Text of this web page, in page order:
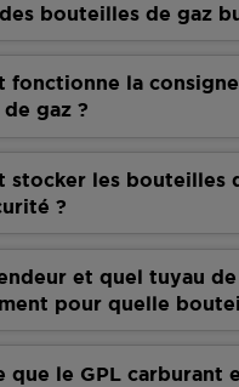
bouteilles de gaz
fonctionne la consigne
gaz ?
stocker les bouteilles
?
et quel tuyau de
pour quelle
que le GPL carburant